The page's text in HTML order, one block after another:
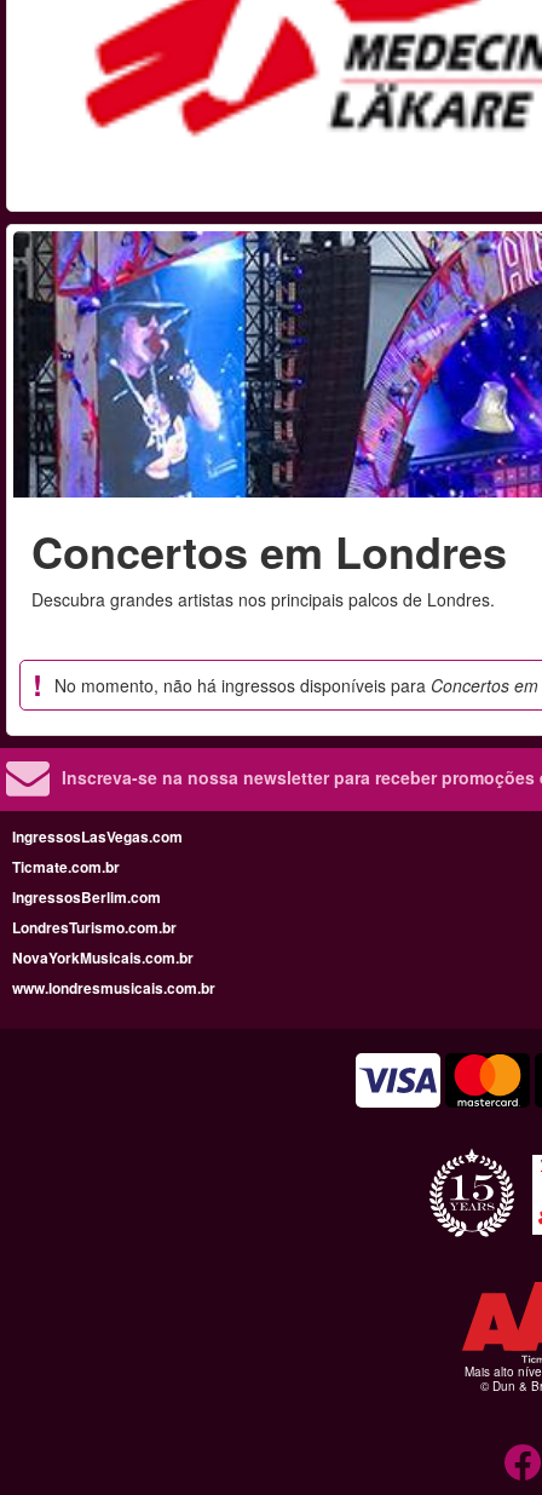
Concertos em Londres
Descubra grandes artistas nos principais palcos de Londres.
No momento, não há ingressos disponíveis para Concertos
Inscreva-se na nossa newsletter para receber
IngressosLasVegas.com
Ticmate.com.br
IngressosBerlim.com
LondresTurismo.com.br
NovaYorkMusicais.com.br
www.londresmusicais.com.br
Mais alto
© Dun &